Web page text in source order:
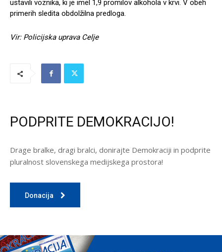
ustavili voznika, ki je imel 1,9 promilov alkohola v krvi. V obeh
primerih sledita obdolžilna predloga.
Vir: Policijska uprava Celje
PODPRITE DEMOKRACIJO!
Drage bralke, dragi bralci, donirajte Demokraciji in podprite
pluralnost slovenskega medijskega prostora!
Donacija